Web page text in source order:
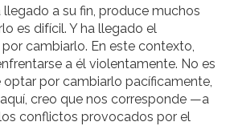
llegado a su fin, produce muchos
es difícil. Y ha llegado el
cambiarlo. En este contexto,
a él violentamente. No es
optar por cambiarlo pacíficamente,
creo que nos corresponde —a
conflictos provocados por el